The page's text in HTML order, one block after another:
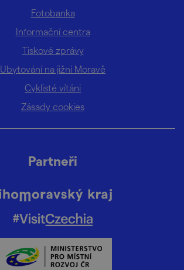
Fotobanka
Informační centra
Tiskové zprávy
Ubytování na jižní Moravě
Cyklisté vítáni
Zásady cookies
Partneři